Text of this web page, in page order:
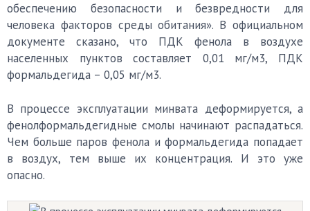
обеспечению безопасности и безвредности для
человека факторов среды обитания». В официальном
документе сказано, что ПДК фенола в воздухе
населенных пунктов составляет 0,01 мг/м3, ПДК
формальдегида – 0,05 мг/м3.
В процессе эксплуатации минвата деформируется, а
фенолформальдегидные смолы начинают распадаться.
Чем больше паров фенола и формальдегида попадает
в воздух, тем выше их концентрация. И это уже
опасно.